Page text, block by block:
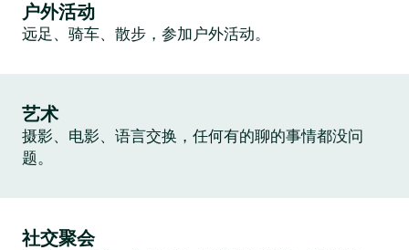
户外活动
远足、骑车、散步，参加户外活动。
艺术
摄影、电影、语言交换，任何有的聊的事情都没问
题。
社交聚会